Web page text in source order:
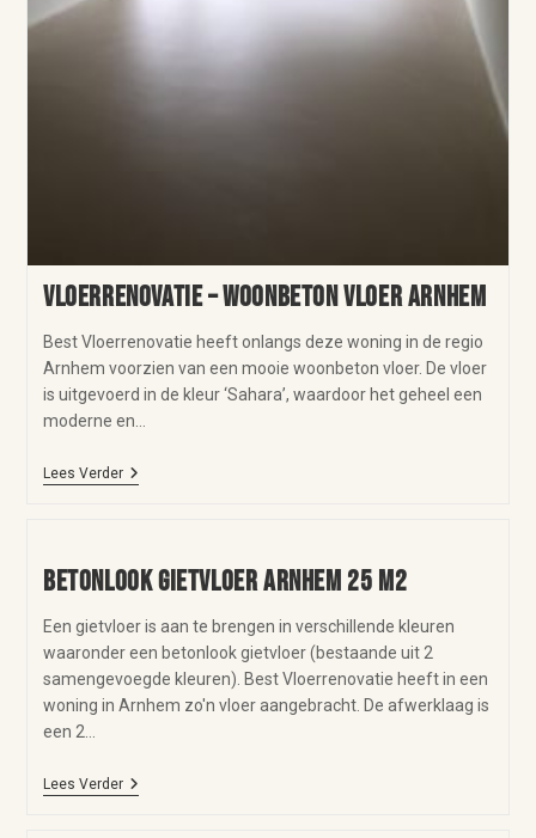
Vloerrenovatie – woonbeton vloer Arnhem
Best Vloerrenovatie heeft onlangs deze woning in de regio
Arnhem voorzien van een mooie woonbeton vloer. De vloer
is uitgevoerd in de kleur ‘Sahara’, waardoor het geheel een
moderne en…
Lees Verder
Betonlook gietvloer Arnhem 25 m2
Een gietvloer is aan te brengen in verschillende kleuren
waaronder een betonlook gietvloer (bestaande uit 2
samengevoegde kleuren). Best Vloerrenovatie heeft in een
woning in Arnhem zo'n vloer aangebracht. De afwerklaag is
een 2…
Lees Verder